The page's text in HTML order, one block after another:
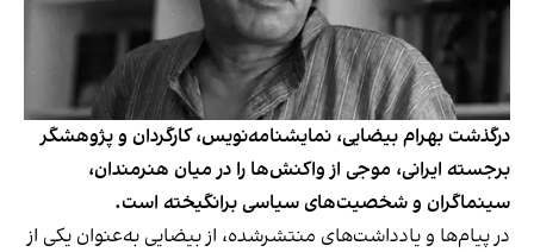
درگذشت بهرام بیضایی، نمایشنامه‌نویس، کارگردان و پژوهشگر
برجسته ایرانی، موجی از واکنش‌ها را در میان هنرمندان،
سینماگران و شخصیت‌های سیاسی برانگیخته است.
در پیام‌ها و یادداشت‌های منتشرشده، از بیضایی به‌عنوان یکی از